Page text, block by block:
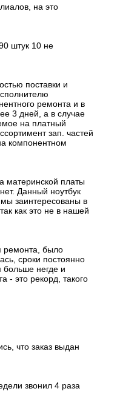
на это
штук 10 не
поставки и
ремонта и в
3 дней, а в случае
на платный
зап. частей
компонентном
материнской платы
Данный ноутбук
заинтересованы в
как это не в нашей
ремонта, было
сроки постоянно
больше негде и
- это рекорд, такого
что заказ выдан
звонил 4 раза